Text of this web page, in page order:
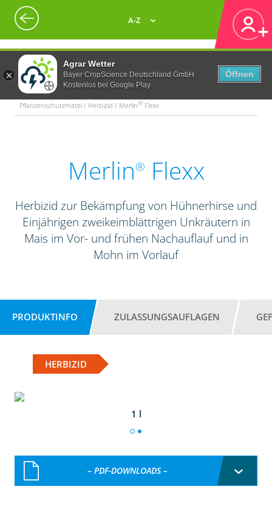
Agrar Wetter
Bayer CropScience Deutschland GmbH
Kostenlos bei Google Play
Öffnen
A-Z
Pflanzenschutzmittel / Herbizid / Merlin® Flexx
Merlin® Flexx
Herbizid zur Bekämpfung von Hühnerhirse und
Einjährigen zweikeimblättrigen Unkräutern in
Mais im Vor- und frühen Nachauflauf und in
Mohn im Vorlauf
PRODUKTINFO ZULASSUNGSAUFLAGEN
HERBIZID
1 l
– PDF-DOWNLOADS –